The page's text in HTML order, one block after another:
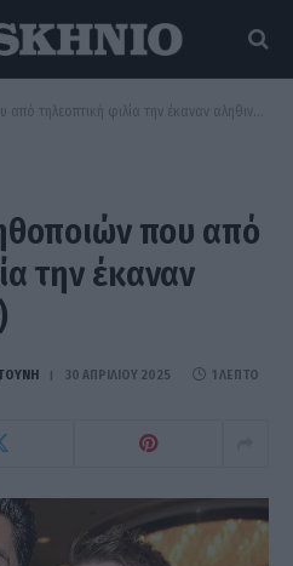
τηλεοπτική φιλία την έκαναν αληθινή! (video)
που από
την έκαναν
30 ΑΠΡΙΛΊΟΥ 2025 1 ΛΕΠΤΌ